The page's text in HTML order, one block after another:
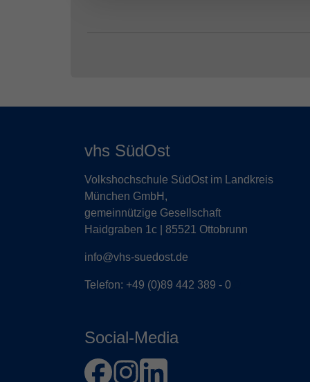
vhs SüdOst
Volkshochschule SüdOst im Landkreis
München GmbH,
gemeinnützige Gesellschaft
Haidgraben 1c | 85521 Ottobrunn
info@vhs-suedost.de
Telefon: +49 (0)89 442 389 - 0
Social-Media